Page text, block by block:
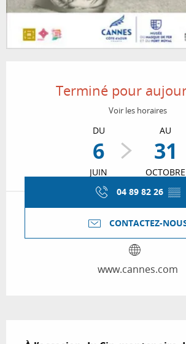
Terminé pour
Voir les horaires
DU
6
JUIN
AU
31
OCTOBRE
04 89 82 26 ▒▒
CONTACTEZ-
www.cannes.com